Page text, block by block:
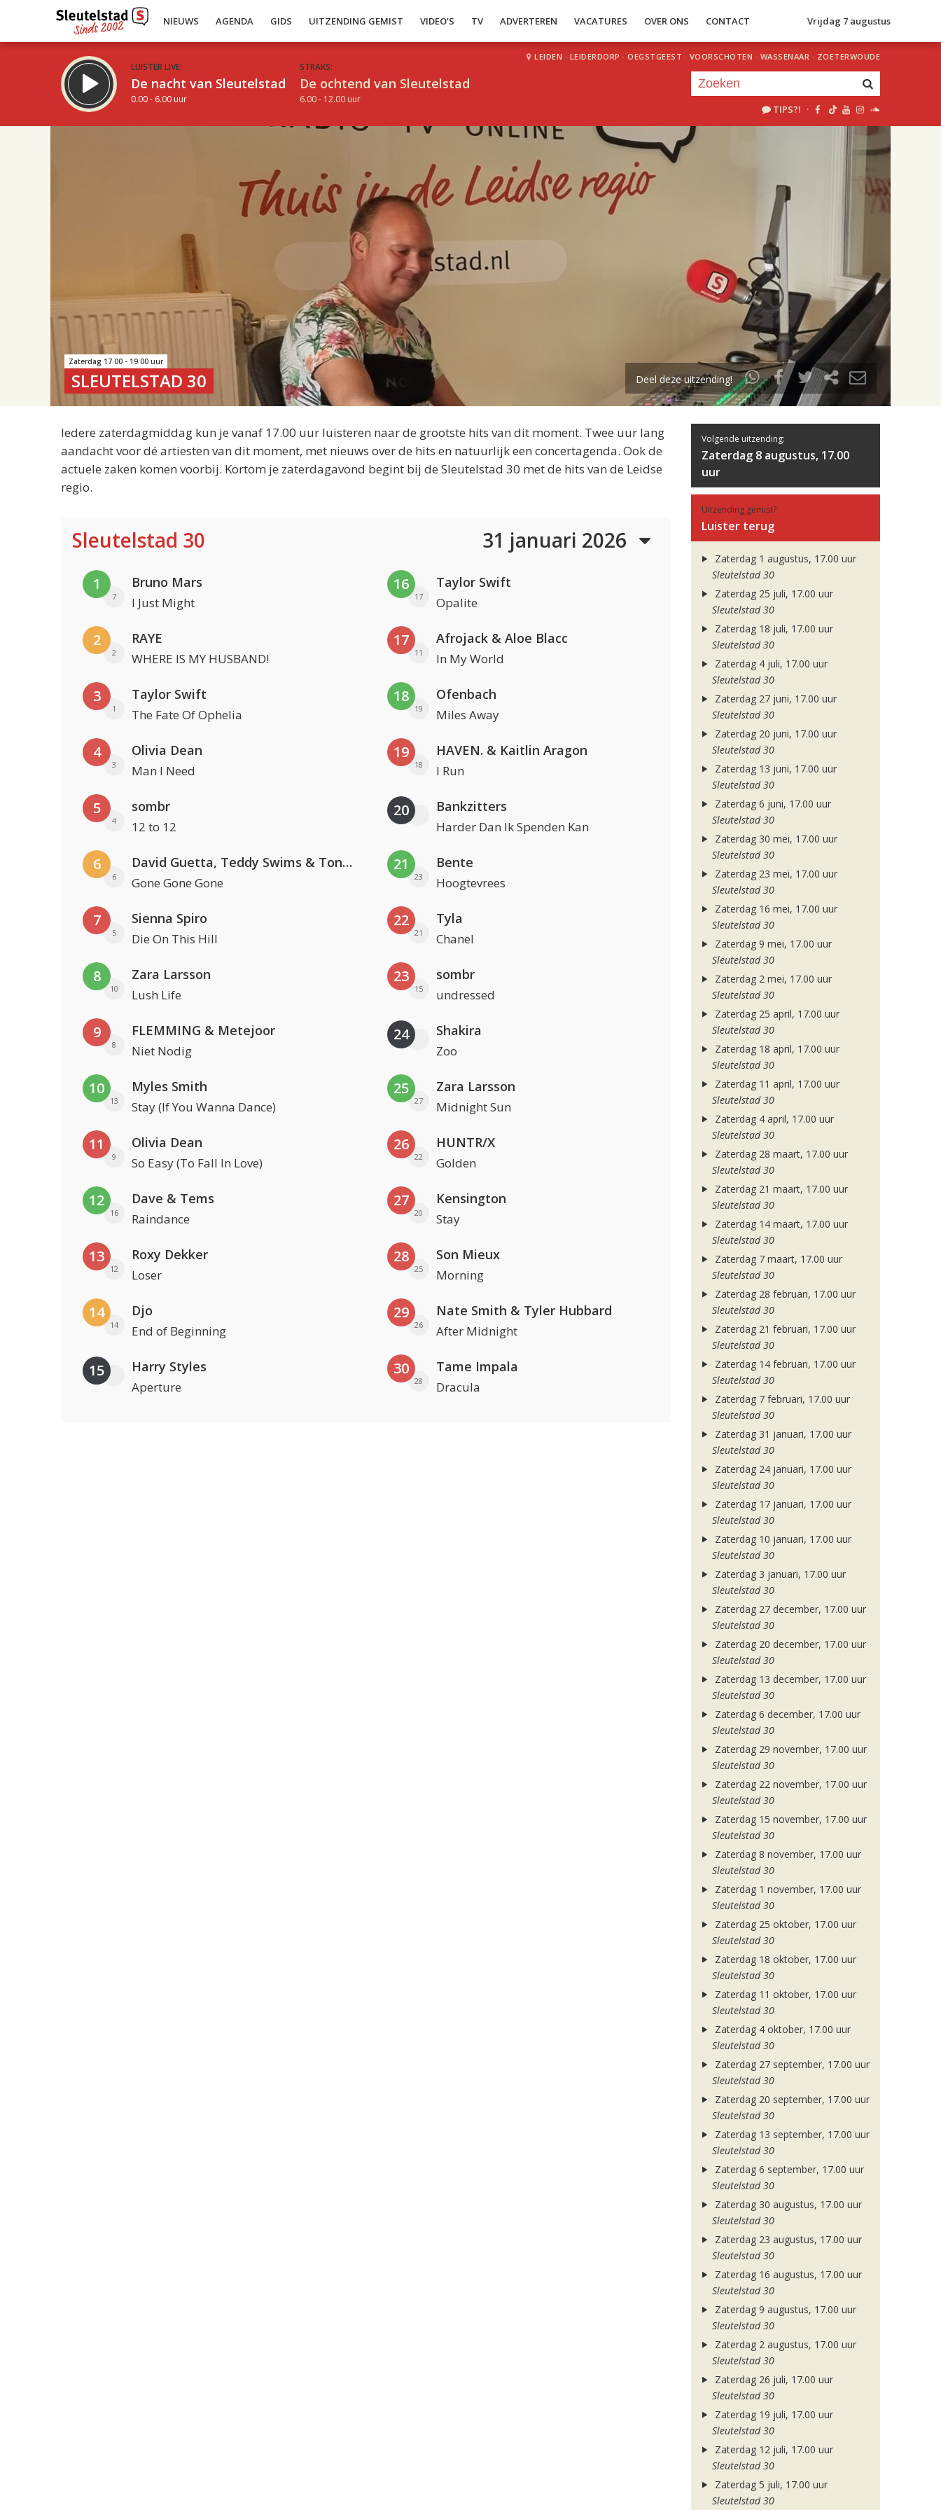
NIEUWS AGENDA GIDS UITZENDING GEMIST VIDEO’S TV ADVERTEREN VACATURES OVER ONS CONTACT Vrijdag 7 augustus
LUISTER LIVE:
De nacht van Sleutelstad
0.00 - 6.00 uur
STRAKS:
De ochtend van Sleutelstad
6.00 - 12.00 uur
LEIDEN · LEIDERDORP · OEGSTGEEST · VOORSCHOTEN · WASSENAAR · ZOETERWOUDE
TIPS?! ·
uur 1 van 2
Volgend uur
Zaterdag 17.00 - 19.00 uur
SLEUTELSTAD 30 Deel deze uitzending!
Iedere zaterdagmiddag kun je vanaf 17.00 uur luisteren naar de grootste hits van dit moment. Twee uur lang
aandacht voor dé artiesten van dit moment, met nieuws over de hits en natuurlijk een concertagenda. Ook de
actuele zaken komen voorbij. Kortom je zaterdagavond begint bij de Sleutelstad 30 met de hits van de Leidse
regio.
Sleutelstad 30 31 januari 2026
1
7
Bruno Mars
I Just Might
2
2
RAYE
WHERE IS MY HUSBAND!
3
1
Taylor Swift
The Fate Of Ophelia
4
3
Olivia Dean
Man I Need
5
4
sombr
12 to 12
6
6
David Guetta, Teddy Swims & Tones And I
Gone Gone Gone
7
5
Sienna Spiro
Die On This Hill
8
10
Zara Larsson
Lush Life
9
8
FLEMMING & Metejoor
Niet Nodig
10
13
Myles Smith
Stay (If You Wanna Dance)
11
9
Olivia Dean
So Easy (To Fall In Love)
12
16
Dave & Tems
Raindance
13
12
Roxy Dekker
Loser
14
14
Djo
End of Beginning
15 Harry Styles
Aperture
16
17
Taylor Swift
Opalite
17
11
Afrojack & Aloe Blacc
In My World
18
19
Ofenbach
Miles Away
19
18
HAVEN. & Kaitlin Aragon
I Run
20 Bankzitters
Harder Dan Ik Spenden Kan
21
23
Bente
Hoogtevrees
22
21
Tyla
Chanel
23
15
sombr
undressed
24 Shakira
Zoo
25
27
Zara Larsson
Midnight Sun
26
22
HUNTR/X
Golden
27
20
Kensington
Stay
28
25
Son Mieux
Morning
29
26
Nate Smith & Tyler Hubbard
After Midnight
30
28
Tame Impala
Dracula
Volgende uitzending:
Zaterdag 8 augustus, 17.00
uur
Uitzending gemist?
Luister terug
Zaterdag 1 augustus, 17.00 uur
Sleutelstad 30
Zaterdag 25 juli, 17.00 uur
Sleutelstad 30
Zaterdag 18 juli, 17.00 uur
Sleutelstad 30
Zaterdag 4 juli, 17.00 uur
Sleutelstad 30
Zaterdag 27 juni, 17.00 uur
Sleutelstad 30
Zaterdag 20 juni, 17.00 uur
Sleutelstad 30
Zaterdag 13 juni, 17.00 uur
Sleutelstad 30
Zaterdag 6 juni, 17.00 uur
Sleutelstad 30
Zaterdag 30 mei, 17.00 uur
Sleutelstad 30
Zaterdag 23 mei, 17.00 uur
Sleutelstad 30
Zaterdag 16 mei, 17.00 uur
Sleutelstad 30
Zaterdag 9 mei, 17.00 uur
Sleutelstad 30
Zaterdag 2 mei, 17.00 uur
Sleutelstad 30
Zaterdag 25 april, 17.00 uur
Sleutelstad 30
Zaterdag 18 april, 17.00 uur
Sleutelstad 30
Zaterdag 11 april, 17.00 uur
Sleutelstad 30
Zaterdag 4 april, 17.00 uur
Sleutelstad 30
Zaterdag 28 maart, 17.00 uur
Sleutelstad 30
Zaterdag 21 maart, 17.00 uur
Sleutelstad 30
Zaterdag 14 maart, 17.00 uur
Sleutelstad 30
Zaterdag 7 maart, 17.00 uur
Sleutelstad 30
Zaterdag 28 februari, 17.00 uur
Sleutelstad 30
Zaterdag 21 februari, 17.00 uur
Sleutelstad 30
Zaterdag 14 februari, 17.00 uur
Sleutelstad 30
Zaterdag 7 februari, 17.00 uur
Sleutelstad 30
Zaterdag 31 januari, 17.00 uur
Sleutelstad 30
Zaterdag 24 januari, 17.00 uur
Sleutelstad 30
Zaterdag 17 januari, 17.00 uur
Sleutelstad 30
Zaterdag 10 januari, 17.00 uur
Sleutelstad 30
Zaterdag 3 januari, 17.00 uur
Sleutelstad 30
Zaterdag 27 december, 17.00 uur
Sleutelstad 30
Zaterdag 20 december, 17.00 uur
Sleutelstad 30
Zaterdag 13 december, 17.00 uur
Sleutelstad 30
Zaterdag 6 december, 17.00 uur
Sleutelstad 30
Zaterdag 29 november, 17.00 uur
Sleutelstad 30
Zaterdag 22 november, 17.00 uur
Sleutelstad 30
Zaterdag 15 november, 17.00 uur
Sleutelstad 30
Zaterdag 8 november, 17.00 uur
Sleutelstad 30
Zaterdag 1 november, 17.00 uur
Sleutelstad 30
Zaterdag 25 oktober, 17.00 uur
Sleutelstad 30
Zaterdag 18 oktober, 17.00 uur
Sleutelstad 30
Zaterdag 11 oktober, 17.00 uur
Sleutelstad 30
Zaterdag 4 oktober, 17.00 uur
Sleutelstad 30
Zaterdag 27 september, 17.00 uur
Sleutelstad 30
Zaterdag 20 september, 17.00 uur
Sleutelstad 30
Zaterdag 13 september, 17.00 uur
Sleutelstad 30
Zaterdag 6 september, 17.00 uur
Sleutelstad 30
Zaterdag 30 augustus, 17.00 uur
Sleutelstad 30
Zaterdag 23 augustus, 17.00 uur
Sleutelstad 30
Zaterdag 16 augustus, 17.00 uur
Sleutelstad 30
Zaterdag 9 augustus, 17.00 uur
Sleutelstad 30
Zaterdag 2 augustus, 17.00 uur
Sleutelstad 30
Zaterdag 26 juli, 17.00 uur
Sleutelstad 30
Zaterdag 19 juli, 17.00 uur
Sleutelstad 30
Zaterdag 12 juli, 17.00 uur
Sleutelstad 30
Zaterdag 5 juli, 17.00 uur
Sleutelstad 30